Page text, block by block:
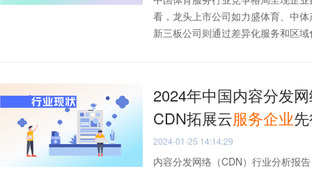
看，龙头上市公司如力盛体育、中
新三板公司则通过差异化服务和区
2024年中国内容分发
CDN拓展云服务企业
2024-01-25 14:14:29
内容分发网络（CDN）行业分析报